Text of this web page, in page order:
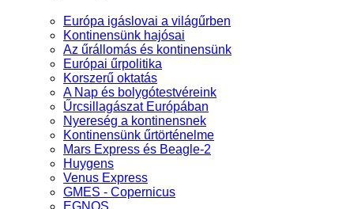
Európa igáslovai a világűrben
Kontinensünk hajósai
Az űrállomás és kontinensünk
Európai űrpolitika
Korszerű oktatás
A Nap és bolygótestvéreink
Űrcsillagászat Európában
Nyereség a kontinensnek
Kontinensünk űrtörténelme
Mars Express és Beagle-2
Huygens
Venus Express
GMES - Copernicus
EGNOS